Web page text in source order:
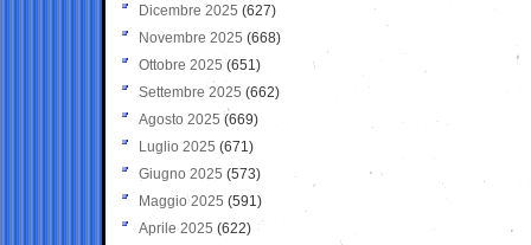
Dicembre 2025 (627)
Novembre 2025 (668)
Ottobre 2025 (651)
Settembre 2025 (662)
Agosto 2025 (669)
Luglio 2025 (671)
Giugno 2025 (573)
Maggio 2025 (591)
Aprile 2025 (622)